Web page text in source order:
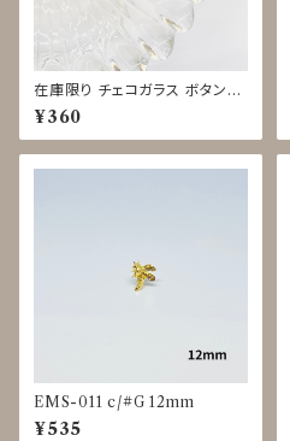
在庫限り チェコガラス ボタン◇
9mm
¥360
EMS-011 c/#G 12mm
¥535